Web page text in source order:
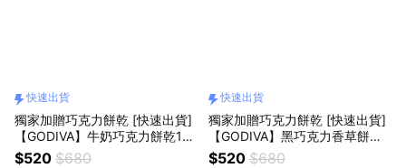
快速出貨
獨家加贈巧克力餅乾 [快速出貨]
【GODIVA】牛奶巧克力餅乾12
片裝
$520 $680
快速出貨
獨家加贈巧克力餅乾 [快速出貨]
【GODIVA】黑巧克力香草餅乾1
2片裝
$520 $680